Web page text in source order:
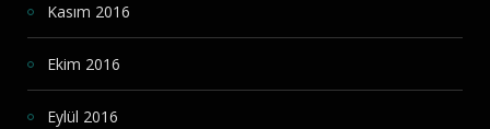
Kasım 2016
Ekim 2016
Eylül 2016